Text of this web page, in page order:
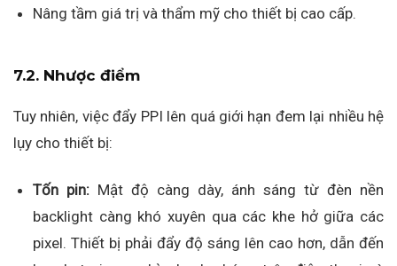
Nâng tầm giá trị và thẩm mỹ cho thiết bị cao cấp.
7.2. Nhược điểm
Tuy nhiên, việc đẩy PPI lên quá giới hạn đem lại nhiều hệ
lụy cho thiết bị:
Tốn pin: Mật độ càng dày, ánh sáng từ đèn nền
backlight càng khó xuyên qua các khe hở giữa các
pixel. Thiết bị phải đẩy độ sáng lên cao hơn, dẫn đến